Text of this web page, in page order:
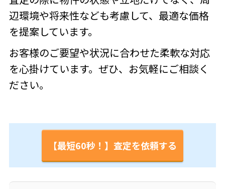
辺環境や将来性なども考慮して、最適な価格
を提案しています。
お客様のご要望や状況に合わせた柔軟な対応
を心掛けています。ぜひ、お気軽にご相談く
ださい。
【最短60秒！】査定を依頼する